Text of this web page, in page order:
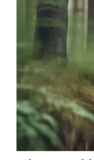
WN
LIKUPANG
LABUANBAJO
WN
BORNEO